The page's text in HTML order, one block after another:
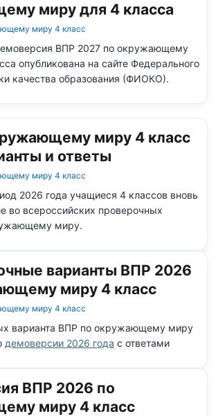
миру для 4 класса
миру 4 класс
ВПР 2027 по окружающему
опубликована на сайте Федерального
качества образования (ФИОКО).
миру 4 класс
и ответы
миру 4 класс
2026 года учащиеся 4 классов вновь
во всероссийских проверочных
миру.
варианты ВПР 2026
миру 4 класс
миру 4 класс
варианта ВПР по окружающему миру
демоверсии 2026 года с ответами
ВПР 2026 по
миру 4 класс